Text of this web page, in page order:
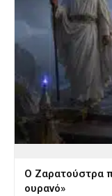
Ο Ζαρατούστρα
ουρανό»